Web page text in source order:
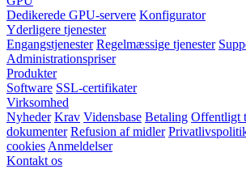
Dedikerede GPU-servere Konfigurator
Yderligere tjenester
Engangstjenester Regelmæssige tjenester
Administrationspriser
Produkter
Software SSL-certifikater
Virksomhed
Nyheder Krav Vidensbase Betaling Offentligt
dokumenter Refusion af midler
cookies Anmeldelser
Kontakt os